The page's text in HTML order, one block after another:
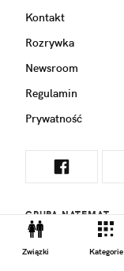
Związki Kategorie
Kontakt
Rozrywka
Newsroom
Regulamin
Prywatność
GRUPA NATEMAT